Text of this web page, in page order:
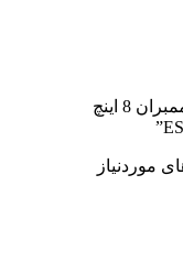
اولین کسی باشید که دیدگاهی می نویسد “ممبران 8 اینچ
موردنیاز